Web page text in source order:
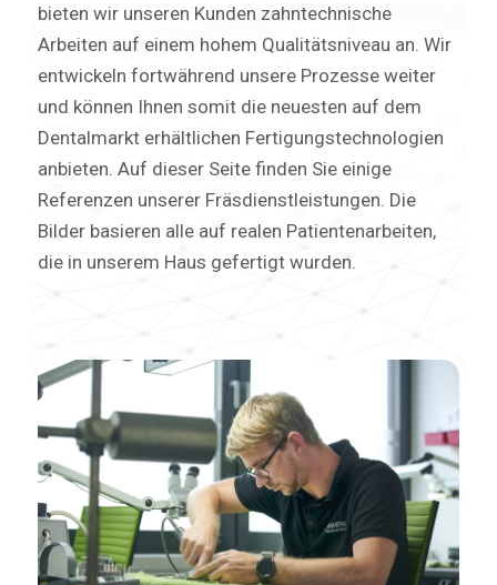
bieten wir unseren Kunden zahntechnische
Arbeiten auf einem hohem Qualitätsniveau an. Wir
entwickeln fortwährend unsere Prozesse weiter
und können Ihnen somit die neuesten auf dem
Dentalmarkt erhältlichen Fertigungstechnologien
anbieten. Auf dieser Seite finden Sie einige
Referenzen unserer Fräsdienstleistungen. Die
Bilder basieren alle auf realen Patientenarbeiten,
die in unserem Haus gefertigt wurden.